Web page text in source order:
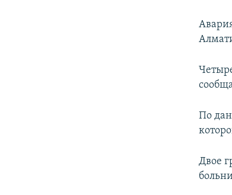
По
Двое